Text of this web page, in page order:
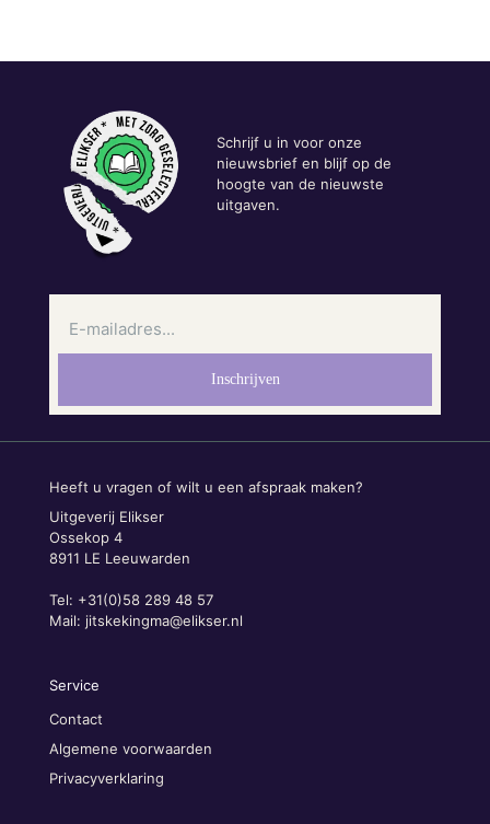
Schrijf u in voor onze
nieuwsbrief en blijf op de
hoogte van de nieuwste
uitgaven.
Heeft u vragen of wilt u een afspraak maken?
Uitgeverij Elikser
Ossekop 4
8911 LE Leeuwarden
Tel: +31(0)58 289 48 57
Mail: jitskekingma@elikser.nl
Service
Contact
Algemene voorwaarden
Privacyverklaring